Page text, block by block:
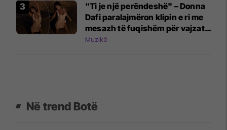
"Ti je një perëndeshë" – Donna
Dafi paralajmëron klipin e ri me
mesazh të fuqishëm për vajzat
dhe gratë
Muzikë
Në trend Botë